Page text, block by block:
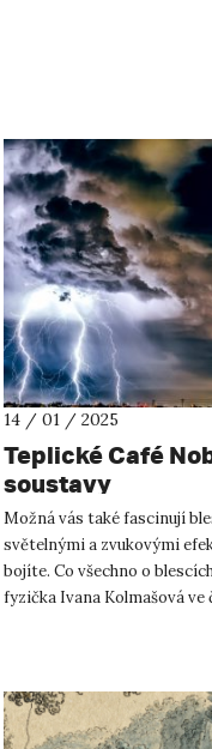
14 / 01 / 2025
Teplické Café
soustavy
Možná vás také fascinují
světelnými a zvukovými
bojíte. Co všechno o
fyzička Ivana Kolmašová ve